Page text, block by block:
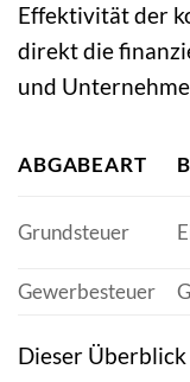
Effektivität der
direkt die
und
ABGABEART
Grundsteuer
Gewerbesteuer
Dieser Überblick